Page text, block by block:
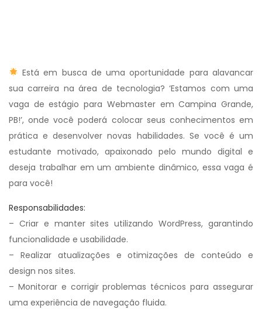
Está em busca de uma oportunidade para alavancar
sua carreira na área de tecnologia? ‘Estamos com uma
vaga de estágio para Webmaster em Campina Grande,
PB!’, onde você poderá colocar seus conhecimentos em
prática e desenvolver novas habilidades. Se você é um
estudante motivado, apaixonado pelo mundo digital e
deseja trabalhar em um ambiente dinâmico, essa vaga é
para você!
Responsabilidades:
– Criar e manter sites utilizando WordPress, garantindo
funcionalidade e usabilidade.
– Realizar atualizações e otimizações de conteúdo e
design nos sites.
– Monitorar e corrigir problemas técnicos para assegurar
uma experiência de navegação fluida.